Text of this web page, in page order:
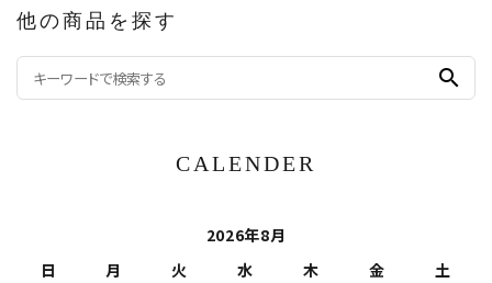
他の商品を探す
search
CALENDER
2026年8月
日
月 火 水 木 金
土